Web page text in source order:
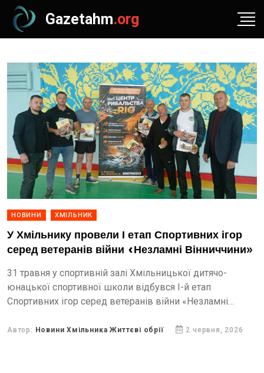
Gazetahm.org
НОВИНИ ХМІЛЬНИК
У Хмільнику провели І етап Спортивних ігор
серед ветеранів війни «Незламні Вінниччини»
31 травня у спортивній залі Хмільницької дитячо-
юнацької спортивної школи відбувся І-й етап
Спортивних ігор серед ветеранів війни «Незламні
міського голови Миколи Юрчишина та...
Автор: Новини Хмільника Життєві обрії 2 червня, 2026